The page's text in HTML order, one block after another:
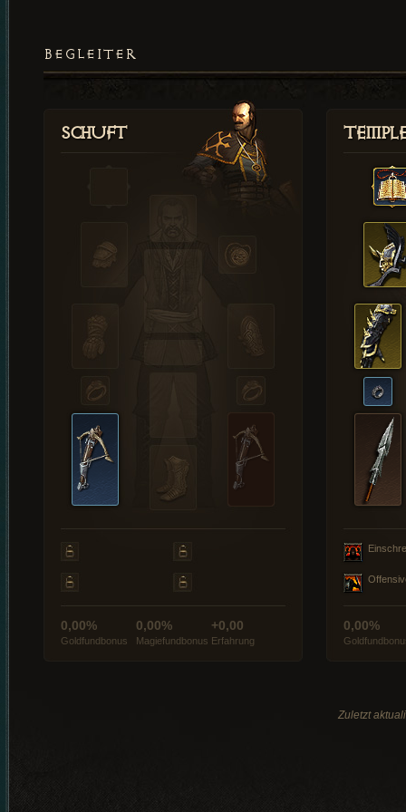
BEGLEITER
Schuft
0,00%
Goldfundbonus
0,00%
Magiefundbonus
+0,00
Erfahrung
0,00%
Zuletzt